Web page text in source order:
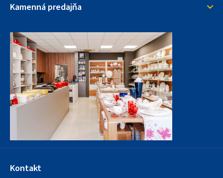
Kamenná predajňa
Kontakt